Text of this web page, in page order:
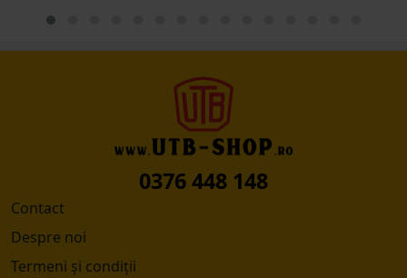
0376 448 148
Contact
Despre noi
Termeni și condiții